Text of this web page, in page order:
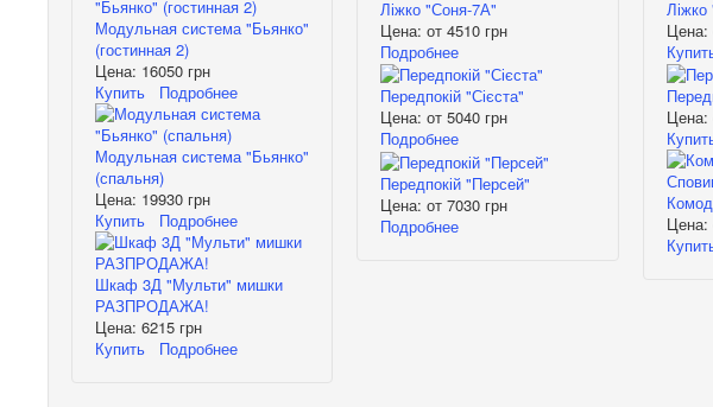
Модульная система "Бьянко"
(гостинная 2)
Цена: 16050 грн
Купить
Подробнее
Модульная система "Бьянко"
(спальня)
Цена: 19930 грн
Купить
Подробнее
Шкаф 3Д "Мульти" мишки
РАЗПРОДАЖА!
Цена:6215 грн
Купить
Подробнее
Ліжко "Соня-7А"
Цена: от4510 грн
Подробнее
Передпокій "Сієста"
Цена: от5040 грн
Подробнее
Передпокій "Персей"
Цена: от7030 грн
Подробнее
Цена:
Цена:
Цена: